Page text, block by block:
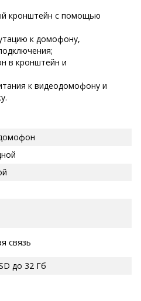
кронштейн с помощью
к домофону,
в кронштейн и
к видеодомофону и
связь
до 32 Гб